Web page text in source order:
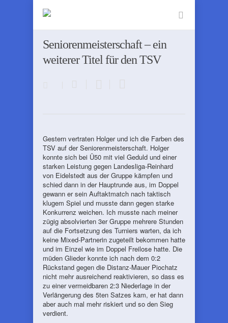
Seniorenmeisterschaft – ein
weiterer Titel für den TSV
Gestern vertraten Holger und ich die Farben des
TSV auf der Seniorenmeisterschaft. Holger
konnte sich bei Ü50 mit viel Geduld und einer
starken Leistung gegen Landesliga-Reinhard
von Eidelstedt aus der Gruppe kämpfen und
schied dann in der Hauptrunde aus, im Doppel
gewann er sein Auftaktmatch nach taktisch
klugem Spiel und musste dann gegen starke
Konkurrenz weichen. Ich musste nach meiner
zügig absolvierten 3er Gruppe mehrere Stunden
auf die Fortsetzung des Turniers warten, da ich
keine Mixed-Partnerin zugeteilt bekommen hatte
und im Einzel wie im Doppel Freilose hatte. Die
müden Glieder konnte ich nach dem 0:2
Rückstand gegen die Distanz-Mauer Piochatz
nicht mehr ausreichend reaktivieren, so dass es
zu einer vermeidbaren 2:3 Niederlage in der
Verlängerung des 5ten Satzes kam, er hat dann
aber auch mal mehr riskiert und so den Sieg
verdient.